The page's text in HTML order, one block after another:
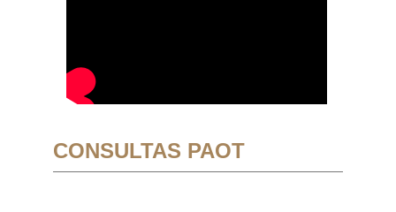
CONSULTAS PAOT